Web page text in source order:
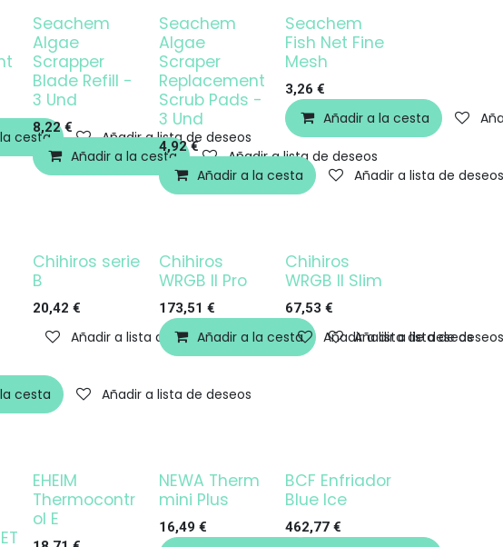
cesta Añadir a lista de deseos
Seachem
Algae
Scrapper
Blade Refill -
3 Und
8,22€
Añadir a la cesta Añadir a lista de deseos
Seachem
Algae
Scraper
Replacement
Scrub Pads -
3 Und
4,92€
Añadir a la cesta Añadir a lista de deseos
Seachem
Fish Net Fine
Mesh
3,26 €
Añadir a la cesta
cesta Añadir a lista de deseos
¡OFERTA!
Chihiros serie
B
20,42 €
Añadir a lista de deseos
Chihiros
WRGB II Pro
173,51 €
Añadir a la cesta Añadir a lista de deseos
¡OFERTA!
Chihiros
WRGB II Slim
67,53 €
Añadir a lista de deseos
¡OFERTA!
EHEIM
Thermocontr
ol E
NEWA Therm
mini Plus
16,49 €
BCF Enfriador
Blue Ice
462,77€